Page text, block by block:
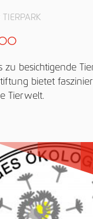
TIERPARK
zu besichtigende
bietet
Tierwelt.